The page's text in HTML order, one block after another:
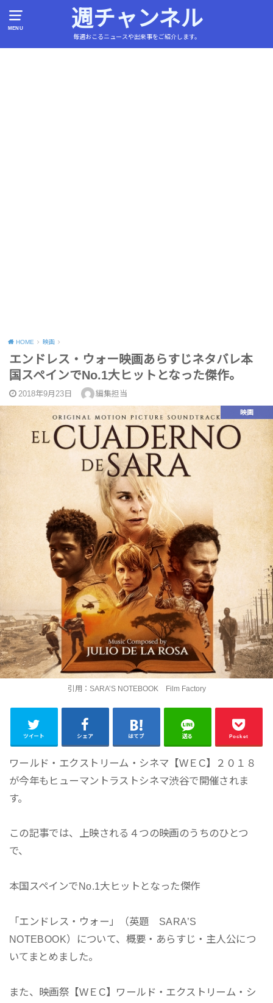
MENU 週チャンネル
毎週おこるニュースや出来事をご紹介します。
HOME 映画
エンドレス・ウォー映画あらすじネタバレ本
国スペインでNo.1大ヒットとなった傑作。
2018年9月23日 編集担当
引用：SARA’S NOTEBOOK Film Factory
映画
ツイート シェア はてブ 送る Pocket
ワールド・エクストリーム・シネマ【WＥC】２０１８
が今年もヒューマントラストシネマ渋谷で開催されま
す。
この記事では、上映される４つの映画のうちのひとつ
で、
本国スペインでNo.1大ヒットとなった傑作
「エンドレス・ウォー」（英題 SARA’S
NOTEBOOK）について、概要・あらすじ・主人公につ
いてまとめました。
また、映画祭【WＥC】ワールド・エクストリーム・シ